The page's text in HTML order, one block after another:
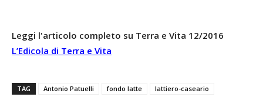
Leggi l'articolo completo su Terra e Vita 12/2016
L’Edicola di Terra e Vita
TAG Antonio Patuelli fondo latte
lattiero-caseario